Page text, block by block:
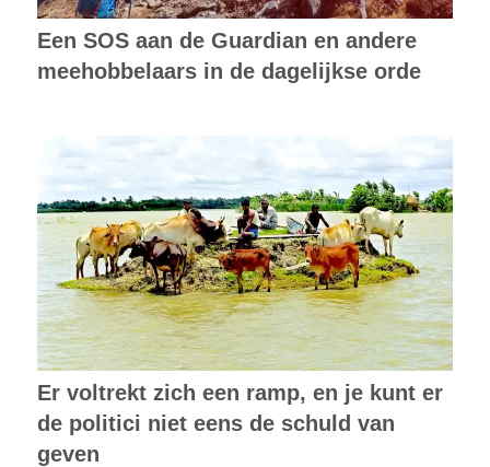
Een SOS aan de Guardian en andere
meehobbelaars in de dagelijkse orde
Er voltrekt zich een ramp, en je kunt er
de politici niet eens de schuld van
geven